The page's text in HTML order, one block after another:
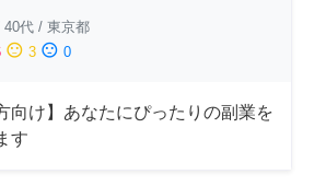
40代 / 東京都
sentiment_neutral 3 sentiment_dissatisfied 0
向け】あなたにぴったりの副業を
す